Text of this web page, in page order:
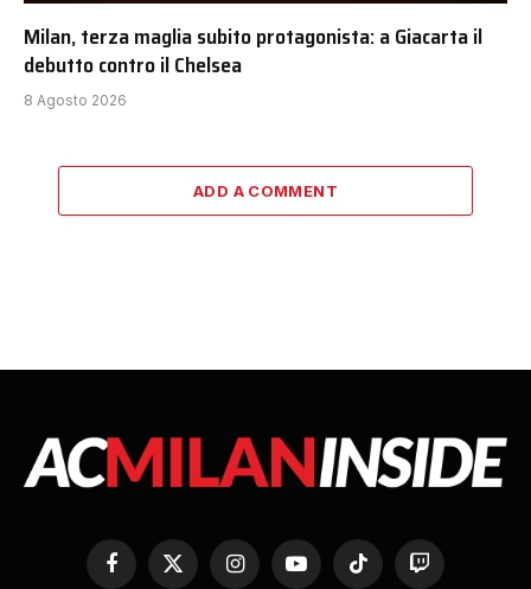
Milan, terza maglia subito protagonista: a Giacarta il
debutto contro il Chelsea
8 Agosto 2026
ADD A COMMENT
Facebook
X
InstagramYouTubeTikTok Twitch